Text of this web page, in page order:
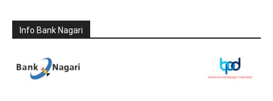
Info Bank Nagari